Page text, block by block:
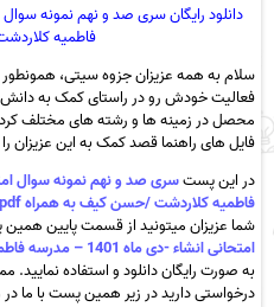
فاطمیه
سلام به همه عزیزان جزوه سیتی،
فعالیت خودش رو در راستای کمک به دانش
محصل در زمینه ها و رشته های مختلف
فایل های راهنما قصد کمک به این عزیزان را
در این پست
فاطمیه کلاردشت /حسن کیف به همراه pdf
شما عزیزان میتونید از قسمت پایین
امتحانی انشاء -دی ماه 1401 – مدرسه فاطمیه کلاردشت /حسن کیف به همراه pdf
به صورت رایگان دانلود و استفاده نمایید.
درخواستی دارید در زیر همین پست با ما در